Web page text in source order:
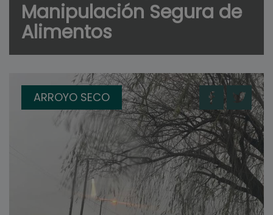
Manipulación Segura de
Alimentos
ARROYO SECO